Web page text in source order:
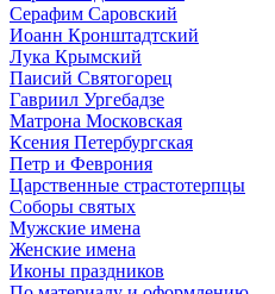
Серафим Саровский
Иоанн Кронштадтский
Лука Крымский
Паисий Святогорец
Гавриил Ургебадзе
Матрона Московская
Ксения Петербургская
Петр и Феврония
Царственные страстотерпцы
Соборы святых
Мужские имена
Женские имена
Иконы праздников